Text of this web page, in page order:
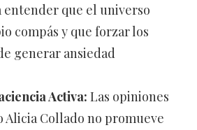
entender que el universo
compás y que forzar los
generar ansiedad
Activa: Las opiniones
Alicia Collado no promueve